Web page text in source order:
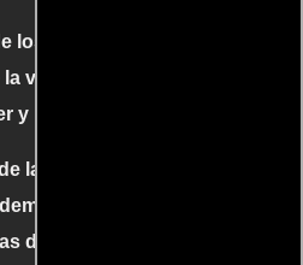
los guardianes
vida
y las reliquias de la muerte
las tormentas
de Spiderwick